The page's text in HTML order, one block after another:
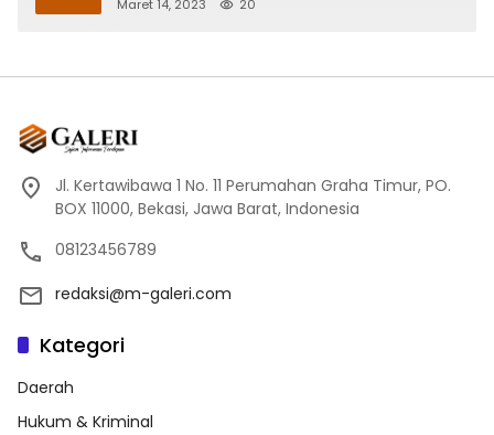
Maret 14, 2023 20
Jl. Kertawibawa 1 No. 11 Perumahan Graha Timur, PO.
BOX 11000, Bekasi, Jawa Barat, Indonesia
08123456789
redaksi@m-galeri.com
Kategori
Daerah
Hukum & Kriminal